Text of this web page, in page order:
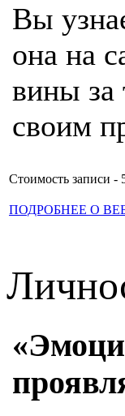
Вы
она на
вины за
своим
Стоимость записи -
ПОДРОБНЕЕ О